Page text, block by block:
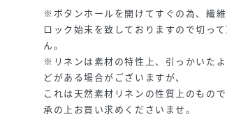
※ボタンホールを開けてすぐの為、繊維
ロック始末を致しておりますので切っ
ん。
※リネンは素材の特性上、引っかいた
どがある場合がございますが、
これは天然素材リネンの性質上のもの
承の上お買い求めくださいませ。